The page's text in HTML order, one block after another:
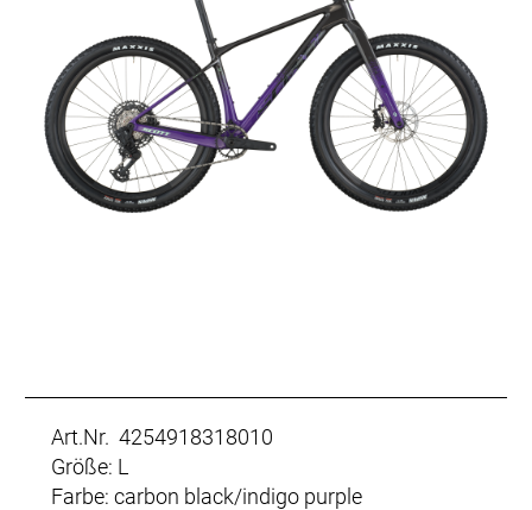
Art.Nr. 4254918318010
Größe: L
Farbe: carbon black/indigo purple